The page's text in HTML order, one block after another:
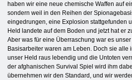
haben wir eine neue chemische Waffen auf
sondern weil in den Reihen der
eingedrungen, eine Explosion stattgefunden
Held landete auf dem Boden und jetzt hat er
Aber was für eine Überraschung war es
Basisarbeiter waren am Leben. Doch sie alle
unser Held raus lebendig und die Untoten
der afghanischen Survival Spiel wird ihm
übernehmen wir den Standard, und wir